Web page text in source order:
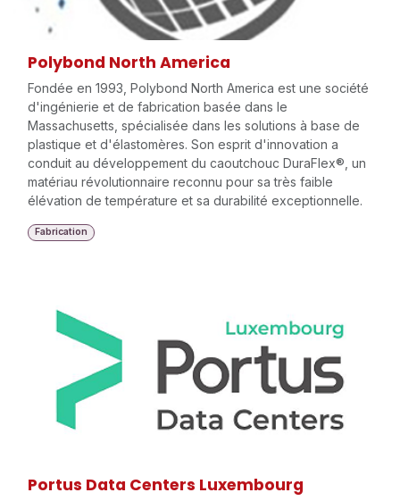
Polybond North America
Fondée en 1993, Polybond North America est une société
d'ingénierie et de fabrication basée dans le
Massachusetts, spécialisée dans les solutions à base de
plastique et d'élastomères. Son esprit d'innovation a
conduit au développement du caoutchouc DuraFlex®, un
matériau révolutionnaire reconnu pour sa très faible
élévation de température et sa durabilité exceptionnelle.
Fabrication
Portus Data Centers Luxembourg